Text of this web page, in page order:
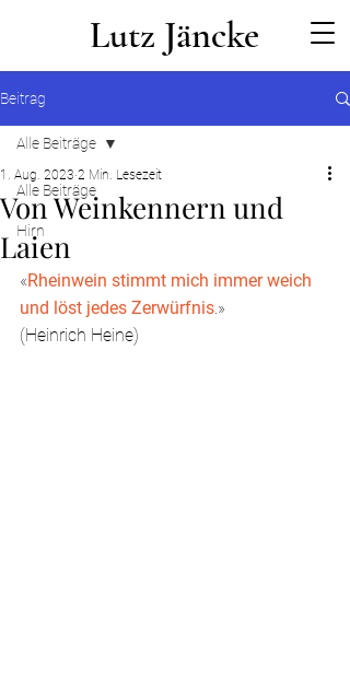
Lutz Jäncke
Beitrag
Alle Beiträge
Hirn
Alle Beiträge
Von Weinkennern und
Laien
1. Aug. 2023 2 Min. Lesezeit
«Rheinwein stimmt mich immer weich
und löst jedes Zerwürfnis.»
(Heinrich Heine)